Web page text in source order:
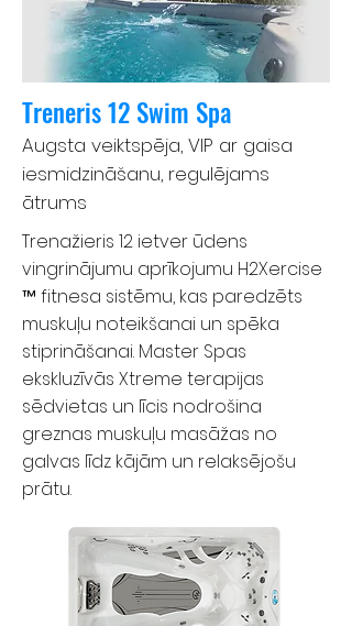
Treneris12 Swim Spa
Augsta veiktspēja, VIP ar gaisa
iesmidzināšanu, regulējams
ātrums
Trenažieris 12 ietver ūdens
vingrinājumu aprīkojumu H2Xercise
™ fitnesa sistēmu, kas paredzēts
muskuļu noteikšanai un spēka
stiprināšanai. Master Spas
ekskluzīvās Xtreme terapijas
sēdvietas un līcis nodrošina
greznas muskuļu masāžas no
galvas līdz kājām un relaksējošu
prātu.